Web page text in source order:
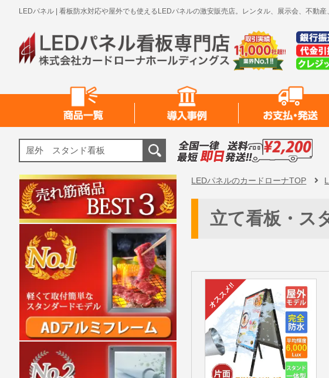
LEDパネル | 看板防水対応や屋外でも使えるLEDパネルの激安販売店。レンタル、展示会、不動
LEDパネルのカードローナTOP
立て看板・ス